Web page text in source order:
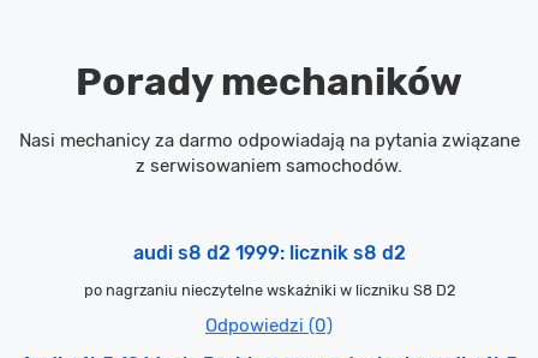
Porady mechaników
Nasi mechanicy za darmo odpowiadają na pytania związane
z serwisowaniem samochodów.
audi s8 d2 1999: licznik s8 d2
po nagrzaniu nieczytelne wskażniki w liczniku S8 D2
Odpowiedzi (0)